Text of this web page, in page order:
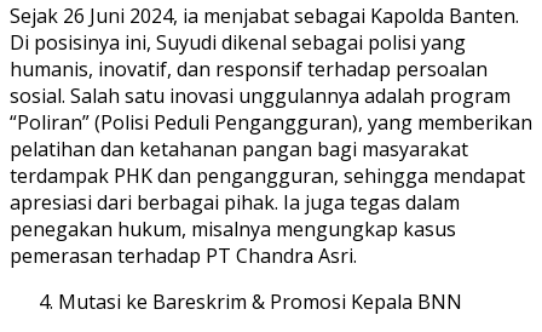
Sejak 26 Juni 2024, ia menjabat sebagai Kapolda Banten.
Di posisinya ini, Suyudi dikenal sebagai polisi yang
humanis, inovatif, dan responsif terhadap persoalan
sosial. Salah satu inovasi unggulannya adalah program
“Poliran” (Polisi Peduli Pengangguran), yang memberikan
pelatihan dan ketahanan pangan bagi masyarakat
terdampak PHK dan pengangguran, sehingga mendapat
apresiasi dari berbagai pihak. Ia juga tegas dalam
penegakan hukum, misalnya mengungkap kasus
pemerasan terhadap PT Chandra Asri.
Mutasi ke Bareskrim & Promosi Kepala BNN